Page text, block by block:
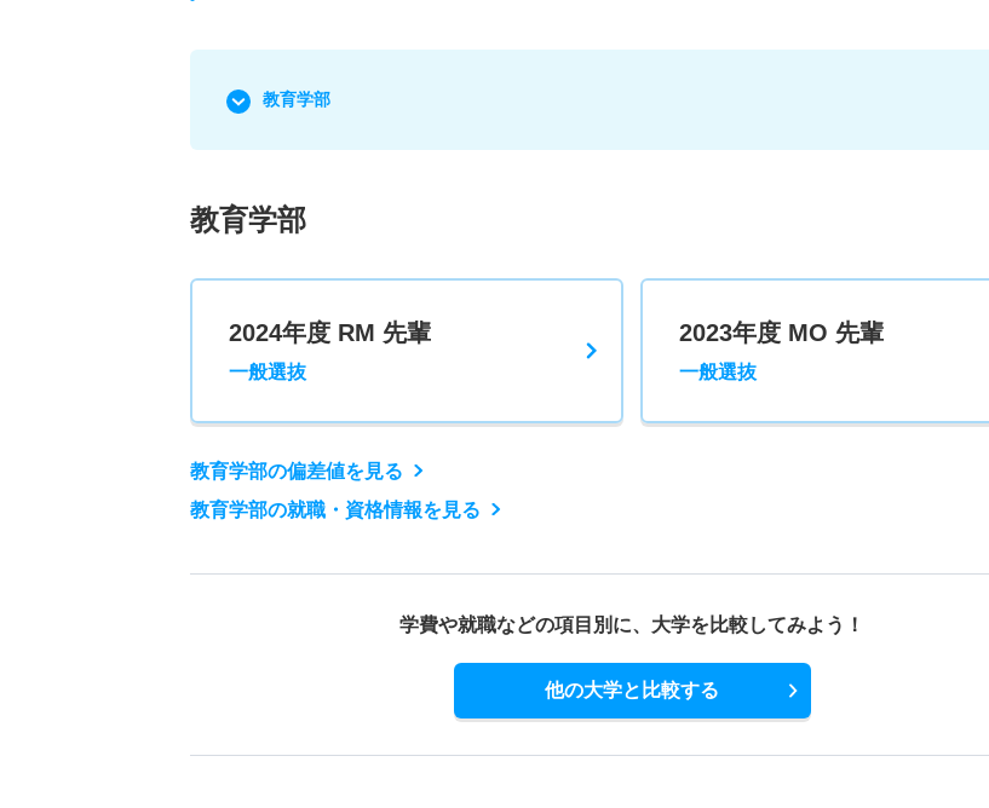
教育学部
教育学部
2024年度 RM 先輩
一般選抜
2023年度 MO 先輩
一般選抜
教育学部の偏差値を見る
教育学部の就職・資格情報を見る
学費や就職などの項目別に、 大学を比較してみよう！
他の大学と比較する